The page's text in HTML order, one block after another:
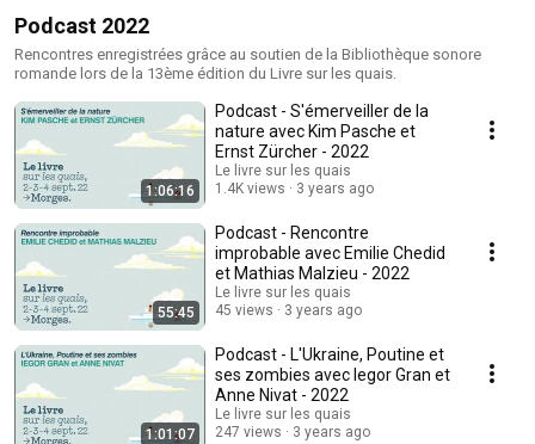
Podcast 2022
Rencontres enregistrées grâce au soutien de la Bibliothèque sonore
romande lors de la 13ème édition du Livre sur les quais.
1:06:16
Podcast - S'émerveiller de la
nature avec Kim Pasche et
Ernst Zürcher - 2022
Le livre sur les quais
1.4K views
3 years ago
55:45
Podcast - Rencontre
improbable avec Emilie Chedid
et Mathias Malzieu - 2022
Le livre sur les quais
45 views
3 years ago
1:01:07
Podcast - L'Ukraine, Poutine et
ses zombies avec Iegor Gran et
Anne Nivat - 2022
Le livre sur les quais
247 views
3 years ago